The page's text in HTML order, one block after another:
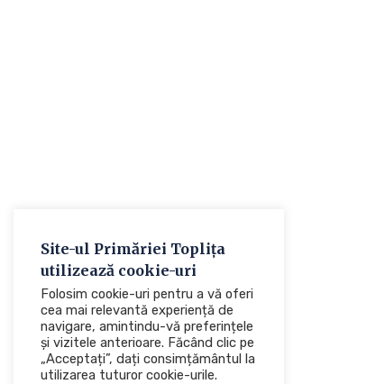
Site-ul Primăriei Toplița
utilizează cookie-uri
Folosim cookie-uri pentru a vă oferi
cea mai relevantă experiență de
navigare, amintindu-vă preferințele
și vizitele anterioare. Făcând clic pe
„Acceptați”, dați consimțământul la
utilizarea tuturor cookie-urile.